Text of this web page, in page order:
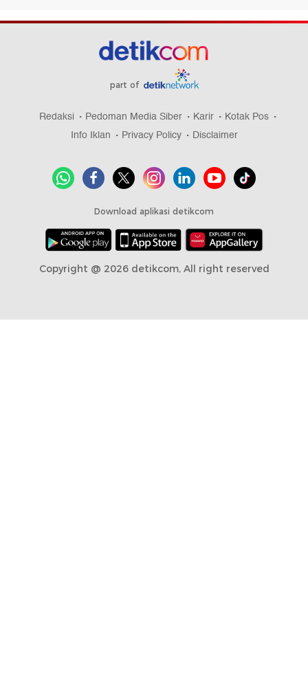
part of
Redaksi Pedoman Media Siber Karir
Kotak Pos
Info Iklan
Privacy Policy Disclaimer
Download aplikasi detikcom
Copyright @ 2026 detikcom, All right reserved